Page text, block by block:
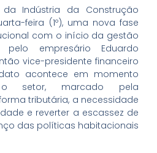
Indústria da Construção
feira (1º), uma nova fase
com o início da gestão
pelo empresário Eduardo
vice-presidente financeiro
acontece em momento
setor, marcado pela
tributária, a necessidade
e reverter a escassez de
das políticas habitacionais